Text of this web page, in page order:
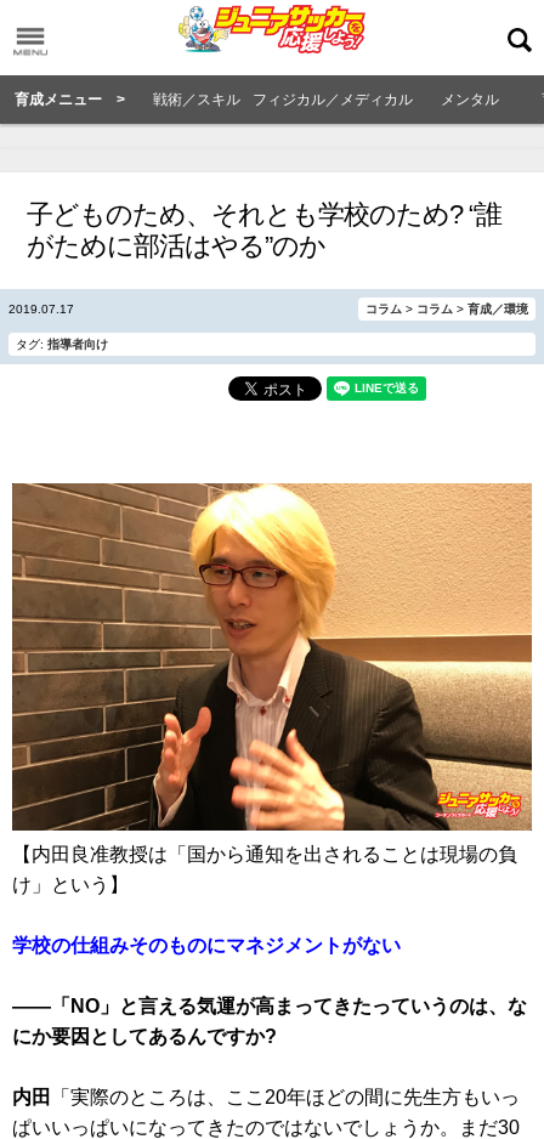
育成メニュー > 戦術／スキル フィジカル／メディカル メンタル
子どものため、それとも学校のため? “誰
がために部活はやる”のか
2019.07.17 コラム > コラム > 育成／環境
タグ: 指導者向け
【内田良准教授は「国から通知を出されることは現場の負
け」という】
学校の仕組みそのものにマネジメントがない
――「NO」と言える気運が高まってきたっていうのは、な
にか要因としてあるんですか?
内田
「実際のところは、ここ20年ほどの間に先生方もいっ
ぱいいっぱいになってきたのではないでしょうか。まだ30